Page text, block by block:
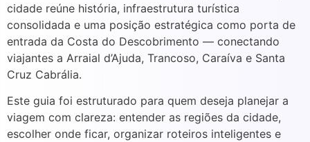
cidade reúne história, infraestrutura turística
consolidada e uma posição estratégica como porta de
entrada da Costa do Descobrimento — conectando
viajantes a Arraial d’Ajuda, Trancoso, Caraíva e Santa
Cruz Cabrália.
Este guia foi estruturado para quem deseja planejar a
viagem com clareza: entender as regiões da cidade,
escolher onde ficar, organizar roteiros inteligentes e